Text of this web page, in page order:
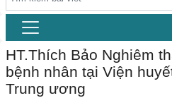
HT.Thích Bảo Nghiêm
bệnh nhân tại Viện
Trung ương